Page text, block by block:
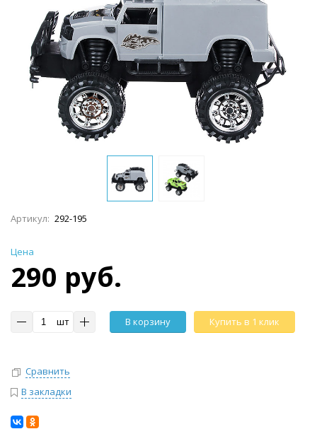
Артикул: 292-195
Цена
290 руб.
шт В корзину Купить в 1 клик
Сравнить
В закладки